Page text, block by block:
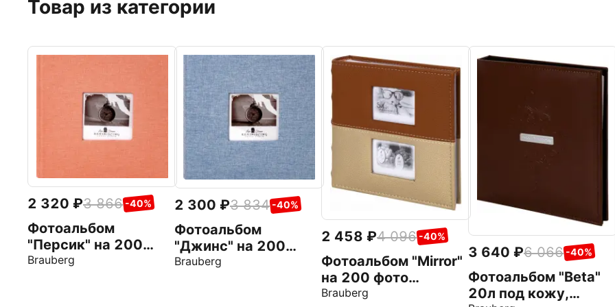
Товар из категории
2 320 3 866 -40%
Фотоальбом
"Персик" на 200
фото, персиковый
Brauberg
2 300 3 834 -40%
Фотоальбом
"Джинс" на 200
фото, ткань
Brauberg
2 458 4 096 -40%
Фотоальбом "Mirror"
на 200 фото
(391184)
Brauberg
3 640 6 066 -40%
Фотоальбом "Beta"
20л под кожу,